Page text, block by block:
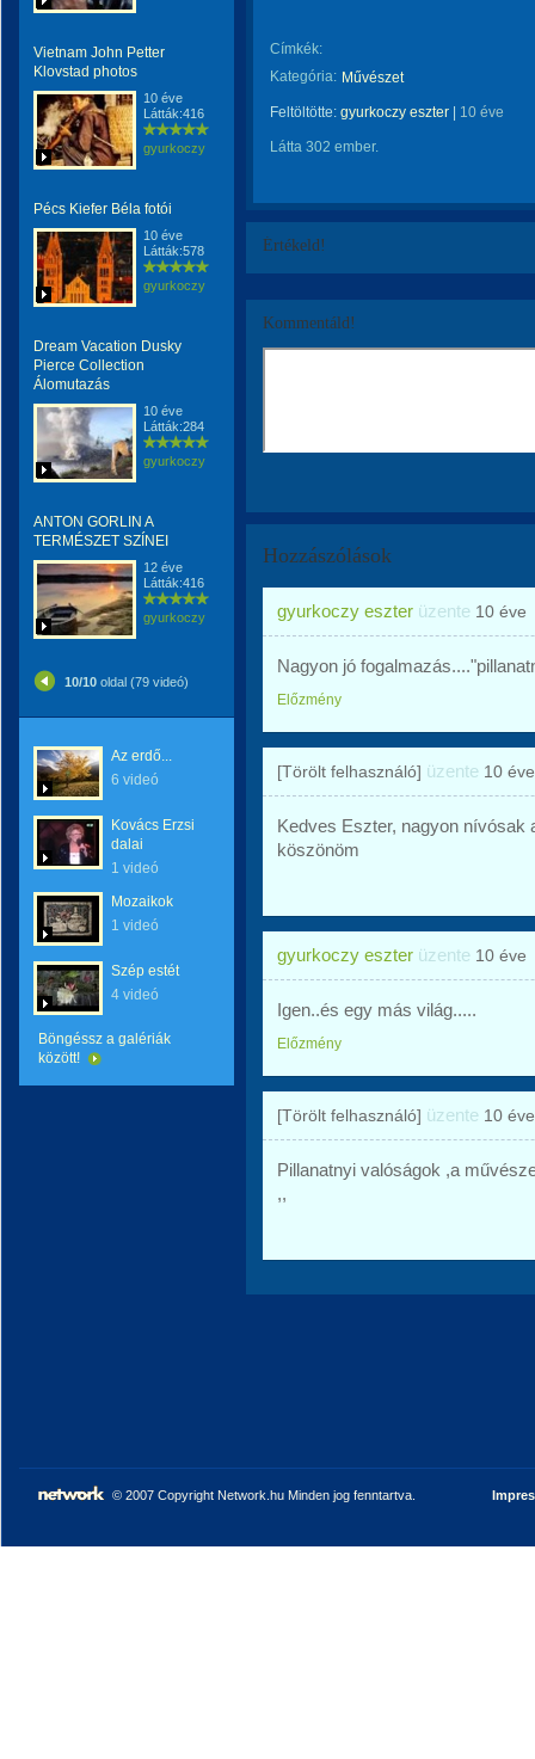
Vietnam John Petter
Klovstad photos
10 éve
Látták:416
gyurkoczy
Pécs Kiefer Béla fotói
10 éve
Látták:578
gyurkoczy
Dream Vacation Dusky
Pierce Collection
Álomutazás
10 éve
Látták:284
gyurkoczy
ANTON GORLIN A
TERMÉSZET SZÍNEI
12 éve
Látták:416
gyurkoczy
10/10 oldal (79 videó)
Az erdő...
6 videó
Kovács Erzsi
dalai
1 videó
Mozaikok
1 videó
Szép estét
4 videó
Böngéssz a galériák
között!
Címkék:
Kategória: Művészet
Feltöltötte: gyurkoczy eszter 10 éve
Látta 302 ember.
Értékeld!
Kommentáld!
Hozzászólások
gyurkoczy eszter üzente 10 éve
Nagyon jó
Előzmény
[Törölt felhasználó] üzente 10 éve
Kedves Eszter, nagyon nívósak
köszönöm
gyurkoczy eszter üzente 10 éve
Igen..és egy más világ.....
Előzmény
[Törölt felhasználó] üzente 10 éve
Pillanatnyi valóságok ,a
,,
© 2007 Copyright Network.hu Minden jog fenntartva.